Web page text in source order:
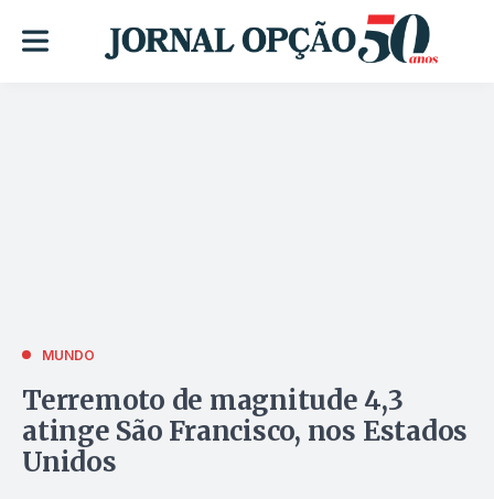
MUNDO
Terremoto de magnitude 4,3
atinge São Francisco, nos Estados
Unidos